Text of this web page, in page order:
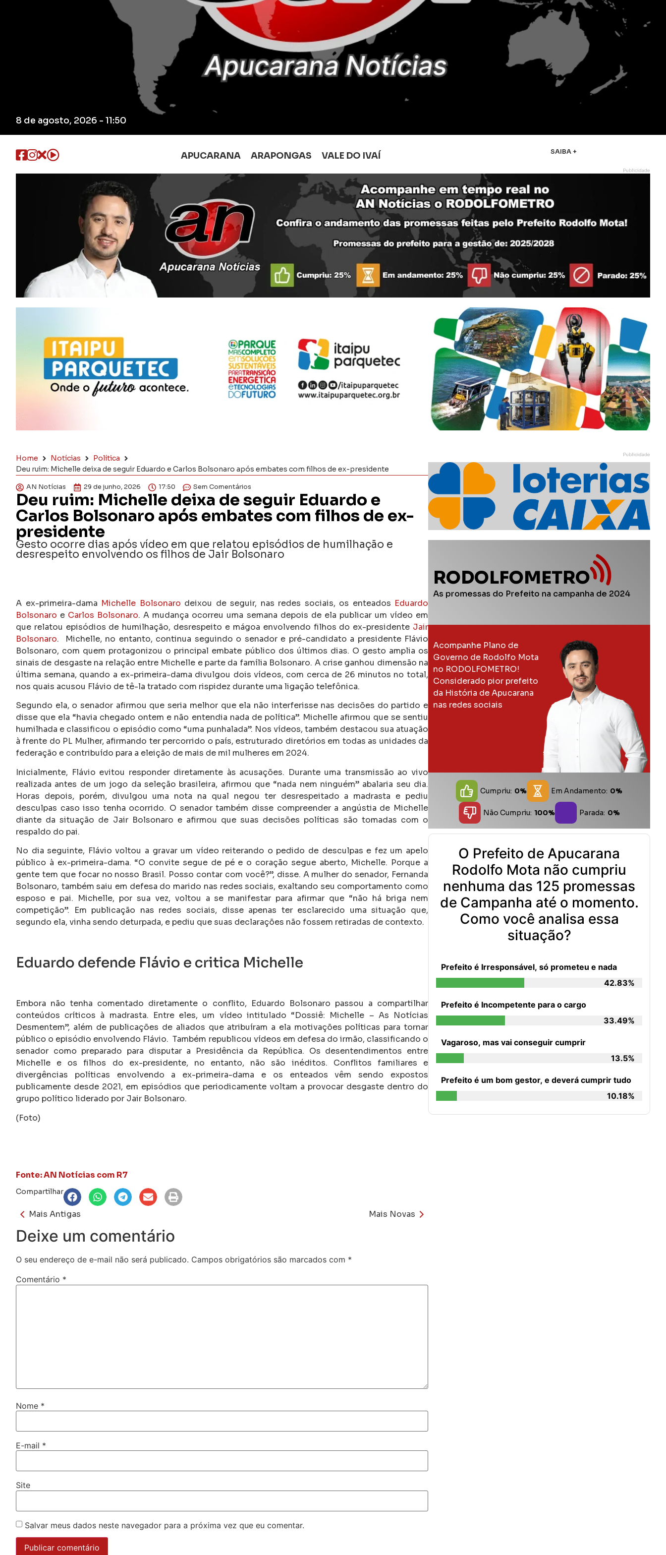
8 de agosto, 2026 - 11:50
APUCARANA ARAPONGAS VALE DO IVAÍ SAIBA +
Publicidade
Home Notícias
Política
Deu ruim: Michelle deixa de seguir Eduardo e Carlos Bolsonaro após embates com filhos de ex-presidente
AN Notícias 29 de junho, 2026 17:50 Sem Comentários
Deu ruim: Michelle deixa de seguir Eduardo e
Carlos Bolsonaro após embates com filhos de ex-
presidente
Gesto ocorre dias após vídeo em que relatou episódios de humilhação e
desrespeito envolvendo os filhos de Jair Bolsonaro
A ex-primeira-dama Michelle Bolsonaro deixou de seguir, nas redes sociais, os enteados Eduardo
Bolsonaro e Carlos Bolsonaro. A mudança ocorreu uma semana depois de ela publicar um vídeo em
que relatou episódios de humilhação, desrespeito e mágoa envolvendo filhos do ex-presidente Jair
Bolsonaro. Michelle, no entanto, continua seguindo o senador e pré-candidato a presidente Flávio
Bolsonaro, com quem protagonizou o principal embate público dos últimos dias. O gesto amplia os
sinais de desgaste na relação entre Michelle e parte da família Bolsonaro. A crise ganhou dimensão na
última semana, quando a ex-primeira-dama divulgou dois vídeos, com cerca de 26 minutos no total,
nos quais acusou Flávio de tê-la tratado com rispidez durante uma ligação telefônica.
Segundo ela, o senador afirmou que seria melhor que ela não interferisse nas decisões do partido e
disse que ela “havia chegado ontem e não entendia nada de política”. Michelle afirmou que se sentiu
humilhada e classificou o episódio como “uma punhalada”. Nos vídeos, também destacou sua atuação
à frente do PL Mulher, afirmando ter percorrido o país, estruturado diretórios em todas as unidades da
federação e contribuído para a eleição de mais de mil mulheres em 2024.
Inicialmente, Flávio evitou responder diretamente às acusações. Durante uma transmissão ao vivo
realizada antes de um jogo da seleção brasileira, afirmou que “nada nem ninguém” abalaria seu dia.
Horas depois, porém, divulgou uma nota na qual negou ter desrespeitado a madrasta e pediu
desculpas caso isso tenha ocorrido. O senador também disse compreender a angústia de Michelle
diante da situação de Jair Bolsonaro e afirmou que suas decisões políticas são tomadas com o
respaldo do pai.
No dia seguinte, Flávio voltou a gravar um vídeo reiterando o pedido de desculpas e fez um apelo
público à ex-primeira-dama. “O convite segue de pé e o coração segue aberto, Michelle. Porque a
gente tem que focar no nosso Brasil. Posso contar com você?”, disse. A mulher do senador, Fernanda
Bolsonaro, também saiu em defesa do marido nas redes sociais, exaltando seu comportamento como
esposo e pai. Michelle, por sua vez, voltou a se manifestar para afirmar que “não há briga nem
competição”. Em publicação nas redes sociais, disse apenas ter esclarecido uma situação que,
segundo ela, vinha sendo deturpada, e pediu que suas declarações não fossem retiradas de contexto.
Eduardo defende Flávio e critica Michelle
Embora não tenha comentado diretamente o conflito, Eduardo Bolsonaro passou a compartilhar
conteúdos críticos à madrasta. Entre eles, um vídeo intitulado “Dossiê: Michelle – As Notícias
Desmentem”, além de publicações de aliados que atribuíram a ela motivações políticas para tornar
público o episódio envolvendo Flávio.Também republicou vídeos em defesa do irmão, classificando o
senador como preparado para disputar a Presidência da República. Os desentendimentos entre
Michelle e os filhos do ex-presidente, no entanto, não são inéditos. Conflitos familiares e
divergências políticas envolvendo a ex-primeira-dama e os enteados vêm sendo expostos
publicamente desde 2021, em episódios que periodicamente voltam a provocar desgaste dentro do
grupo político liderado por Jair Bolsonaro.
(Foto)
Fonte: AN Notícias com R7
Compartilhar
Mais Antigas Mais Novas
Deixe um comentário
O seu endereço de e-mail não será publicado. Campos obrigatórios são marcados com *
Comentário *
Nome *
E-mail *
Site
Salvar meus dados neste navegador para a próxima vez que eu comentar.
Publicidade
RODOLFOMETRO
As promessas do Prefeito na campanha de 2024
Acompanhe Plano de
Governo de Rodolfo Mota
no RODOLFOMETRO!
Considerado pior prefeito
da História de Apucarana
nas redes sociais
Cumpriu: 0% Em Andamento: 0%
Não Cumpriu: 100% Parada: 0%
O Prefeito de Apucarana
Rodolfo Mota não cumpriu
nenhuma das 125 promessas
de Campanha até o momento.
Como você analisa essa
situação?
Prefeito é Irresponsável, só prometeu e nada
42.83%
Prefeito é Incompetente para o cargo
33.49%
Vagaroso, mas vai conseguir cumprir
13.5%
Prefeito é um bom gestor, e deverá cumprir tudo
10.18%